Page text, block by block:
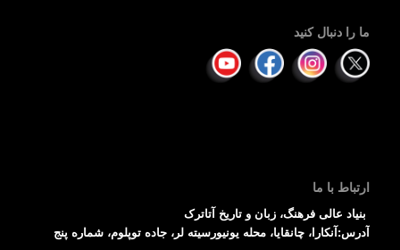
ما را دنبال کنید
ارتباط با ما
بنیاد عالی فرهنگ، زبان و تاریخ آتاترک
آدرس:آنکارا، چانقایا، محله یونیورسیته لر، جاده توپلوم، شماره پنج